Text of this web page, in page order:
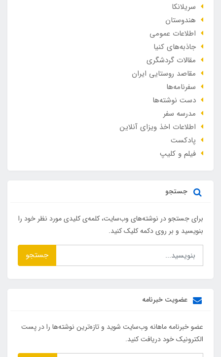
سریلانکا
هندوستان
اطلاعات عمومی
جاذبه‌های کنیا
مقالات گردشگری
مقاصد روستایی ایران
سفرنامه‌ها
دست نوشته‌ها
مدرسه سفر
اطلاعات اخذ ویزای آنلاین
پادکست
فیلم و کلیپ
جستجو
برای جستجو در نوشته‌های وب‌سایت، کلمه‌ی کلیدی مورد نظر خود را
بنویسید و بر روی دکمه کلیک کنید.
جستجو
عضویت خبرنامه
عضو خبرنامه ماهانه وب‌سایت شوید و تازه‌ترین نوشته‌ها را در پست
الکترونیک خود دریافت کنید.